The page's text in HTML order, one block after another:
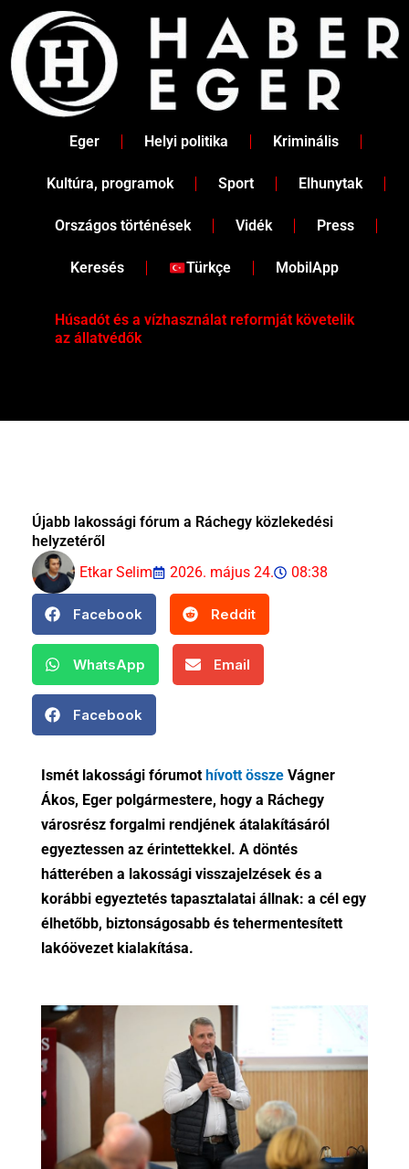
content
Eger Helyi politika Kriminális
Kultúra, programok Sport Elhunytak
Országos történések Vidék Press
Keresés Türkçe MobilApp
Húsadót és a vízhasználat reformját követelik
az állatvédők
Újabb lakossági fórum a Ráchegy közlekedési
helyzetéről
Etkar Selim
2026. május 24. 08:38
Facebook Reddit
WhatsApp Email
Facebook
Ismét lakossági fórumot hívott össze Vágner
Ákos, Eger polgármestere, hogy a Ráchegy
városrész forgalmi rendjének átalakításáról
egyeztessen az érintettekkel. A döntés
hátterében a lakossági visszajelzések és a
korábbi egyeztetés tapasztalatai állnak: a cél egy
élhetőbb, biztonságosabb és tehermentesített
lakóövezet kialakítása.